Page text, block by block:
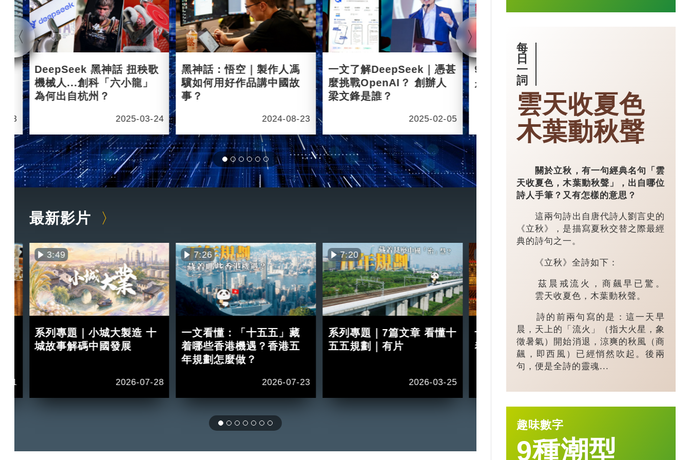
03
DeepSeek 黑神話 扭秧歌
機械人...創科「六小龍」
為何出自杭州？
2025-03-24
黑神話：悟空｜製作人馮
驥如何用好作品講中國故
事？
2024-08-23
一文了解DeepSeek｜憑甚
麼挑戰OpenAI？ 創辦人
梁文鋒是誰？
2025-02-05
90後王興興 「英語學渣」
是機械人天才
2025-03-17
最新影片
11
3:49
系列專題｜小城大製造 十
城故事解碼中國發展
2026-07-28
7:26
一文看懂：「十五五」藏
着哪些香港機遇？香港五
年規劃怎麼做？
2026-07-23
7:20
系列專題｜7篇文章 看懂十
五五規劃｜有片
2026-03-25
十五五規劃｜五年規劃 藏
着甚麼中國「治」慧？
小城大業｜浙
鎮：一粒珍珠
億璀璨王國？
每
日
一
詞
雲天收夏色
木葉動秋聲
關於立秋，有一句經典名句「雲
天收夏色，木葉動秋聲」，出自哪位
詩人手筆？又有怎樣的意思？
這兩句詩出自唐代詩人劉言史的
《立秋》，是描寫夏秋交替之際最經
典的詩句之一。
《立秋》全詩如下：
茲晨戒流火，商飆早已驚。
雲天收夏色，木葉動秋聲。
詩的前兩句寫的是：這一天早
晨，天上的「流火」（指大火星，象
徵暑氣）開始消退，涼爽的秋風（商
飆，即西風）已經悄然吹起。後兩
句，便是全詩的靈魂...
趣味數字
9種潮型